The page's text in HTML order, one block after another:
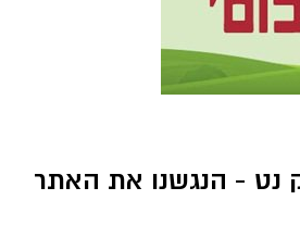
נט - הנגשנו את האתר